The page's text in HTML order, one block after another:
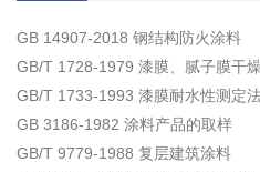
GB 14907-2018 钢结构防火涂料
GB/T 1728-1979 漆膜、腻子膜干
GB/T 1733-1993 漆膜耐水性测定
GB 3186-1982 涂料产品的取样
GB/T 9779-1988 复层建筑涂料